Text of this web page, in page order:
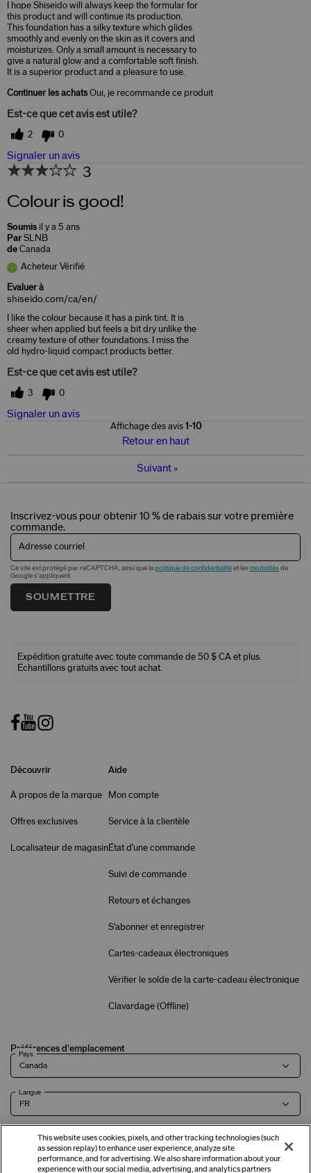
I hope Shiseido will always keep the formular for
this product and will continue its production.
This foundation has a silky texture which glides
smoothly and evenly on the skin as it covers and
moisturizes. Only a small amount is necessary to
give a natural glow and a comfortable soft finish.
It is a superior product and a pleasure to use.
Continuer les achatsOui, je recommande ce produit
Est-ce que cet avis est utile?
2 0
Signaler un avis
3
Colour is good!
Soumis il y a 5 ans
Par SLNB
de Canada
Acheteur Vérifié
Evaluer à
shiseido.com/ca/en/
I like the colour because it has a pink tint. It is
sheer when applied but feels a bit dry unlike the
creamy texture of other foundations. I miss the
old hydro-liquid compact products better.
Est-ce que cet avis est utile?
3 0
Signaler un avis
Affichage des avis 1-10
Retour en haut
Suivant »
Inscrivez-vous pour obtenir 10 % de rabais sur votre première
commande.
Adresse courriel
Ce site est protégé par reCAPTCHA, ainsi que la politique de confidentialité et les modalités de
Google s'appliquent.
SOUMETTRE
Expédition gratuite avec toute commande de 50 $ CA et plus.
Échantillons gratuits avec tout achat.
Découvrir
À propos de la marque
Offres exclusives
Localisateur de magasin
Aide
Mon compte
Service à la clientèle
État d'une commande
Suivi de commande
Retours et échanges
S'abonner et enregistrer
Cartes-cadeaux électroniques
Vérifier le solde de la carte-cadeau électronique
Clavardage (Offline)
Préférences d'emplacement
Pays
Langue
ModalitésPolitique de Renseignements sur l'entreprise et Carrières
This website uses cookies, pixels, and other tracking technologies (such
as session replay) to enhance user experience, analyze site
performance, and for advertising. We also share information about your
experience with our social media, advertising, and analytics partners